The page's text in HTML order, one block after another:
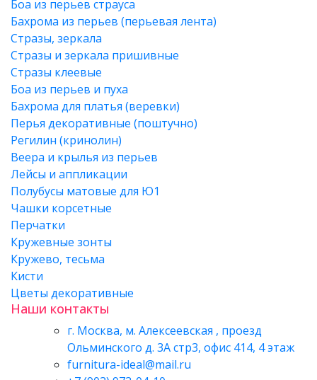
Боа из перьев страуса
Бахрома из перьев (перьевая лента)
Стразы, зеркала
Стразы и зеркала пришивные
Стразы клеевые
Боа из перьев и пуха
Бахрома для платья (веревки)
Перья декоративные (поштучно)
Регилин (кринолин)
Веера и крылья из перьев
Лейсы и аппликации
Полубусы матовые для Ю1
Чашки корсетные
Перчатки
Кружевные зонты
Кружево, тесьма
Кисти
Цветы декоративные
Наши контакты
г. Москва, м. Алексеевская , проезд
Ольминского д. 3А стр3, офис 414, 4 этаж
furnitura-ideal@mail.ru